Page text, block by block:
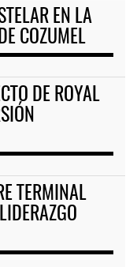
EN LA
COZUMEL
DE ROYAL
TERMINAL